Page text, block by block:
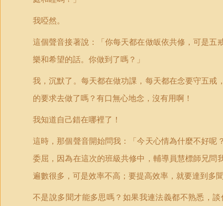
我啞然。
這個聲音接著說：「你每天都在做皈依共修，可是
樂和希望的話。你做到了嗎？」
我，沉默了。每天都在做功課，每天都在念要守五
的要求去做了嗎？有口無心地念，沒有用啊！
我知道自己錯在哪裡了！
這時，那個聲音開始問我：「今天心情為什麼不好
委屈，因為在這次的班級共修中，輔導員慧標師兄問
遍數很多，可是效率不高；要提高效率，就要達到多
不是說多聞才能多思嗎？如果我連法義都不熟悉，